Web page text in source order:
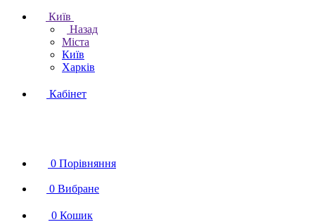
Київ
Назад
Міста
Київ
Харків
Кабінет
0 Порівняння
0 Вибране
0 Кошик